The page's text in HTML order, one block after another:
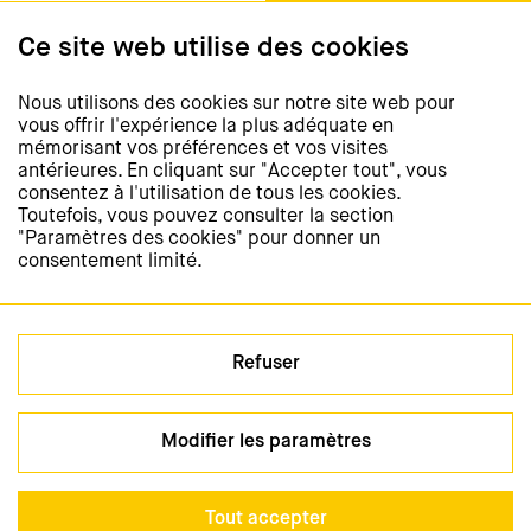
Ce site web utilise des cookies
Nous utilisons des cookies sur notre site web pour
vous offrir l'expérience la plus adéquate en
mémorisant vos préférences et vos visites
antérieures. En cliquant sur "Accepter tout", vous
consentez à l'utilisation de tous les cookies.
Toutefois, vous pouvez consulter la section
"Paramètres des cookies" pour donner un
consentement limité.
Refuser
Modifier les paramètres
Tout accepter
Fax +41 43 268 39 09
Newsletter
Restez informés et
abonnez-vous à notre newsletter
S'abonner à la newsletter
Médias sociaux
Configuration